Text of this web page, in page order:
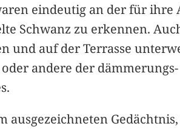
eindeutig an der für ihre
Schwanz zu erkennen.
und auf der Terrasse
andere der
ausgezeichneten